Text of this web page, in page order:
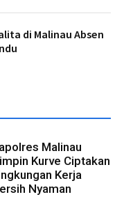
di Malinau Absen
Malinau
Kurve Ciptakan
Kerja
Nyaman